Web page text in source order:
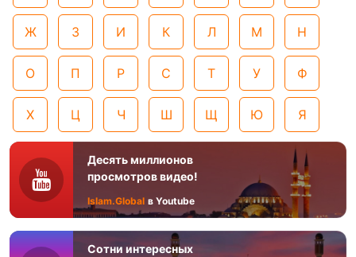
Ж З И К Л М Н
О П Р С Т У Ф
Х Ц Ч Ш Щ Ю Я
Десять миллионов
просмотров видео!
Islam.Global в Youtube
Сотни интересных